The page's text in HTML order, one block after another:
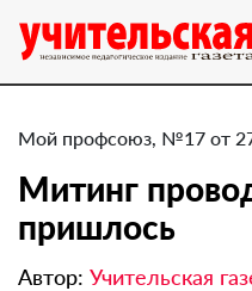
Мой профсоюз, №17 от
Митинг
пришлось
Автор: Учительская